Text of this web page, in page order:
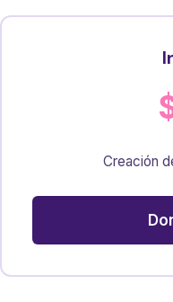
Creación